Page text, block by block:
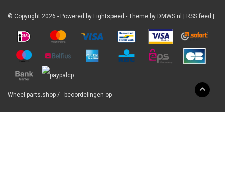
© Copyright 2026 - Powered by Lightspeed - Theme by DMWS.nl RSS feed
Wheel-parts.shop / - beoordelingen op